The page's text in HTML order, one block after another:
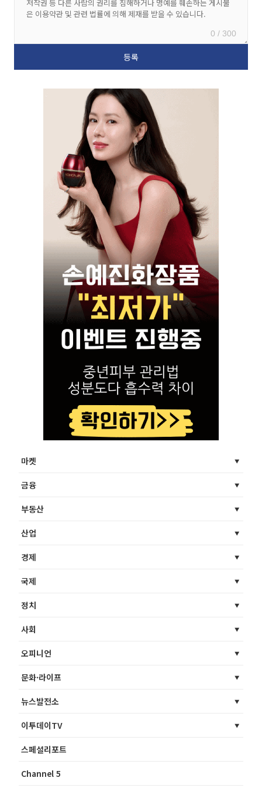
0 / 300
마켓
금융
부동산
산업
경제
국제
정치
사회
오피니언
문화·라이프
뉴스발전소
이투데이TV
스페셜리포트
Channel 5